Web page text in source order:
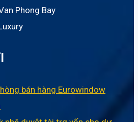
Phong Bay
bán hàng Eurowindow